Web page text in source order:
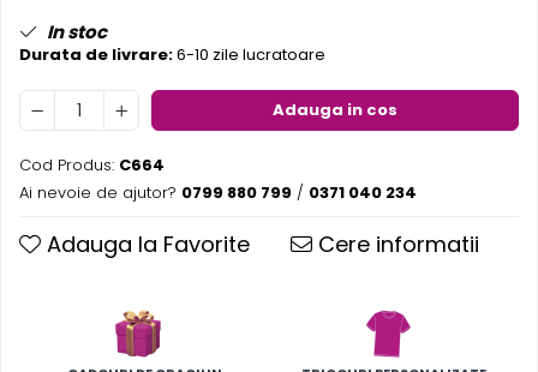
Pereti textili
Suspendate
Totem-uri
Green Screen
Lightbox
Accesorii
Deskuri
Mobilier portabil
In stoc
Durata de livrare:6-10 zile lucratoare
Adauga in cos
Cod Produs: C664
Ai nevoie de ajutor? 0799 880 799 / 0371 040 234
Adauga la Favorite Cere informatii